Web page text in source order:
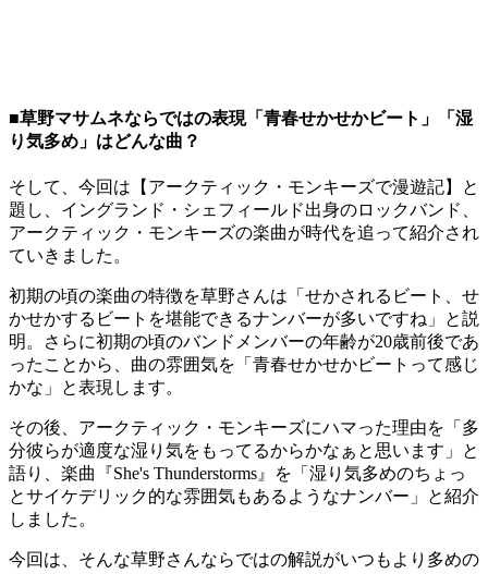
■草野マサムネならではの表現「青春せかせかビート」「湿
り気多め」はどんな曲？
そして、今回は【アークティック・モンキーズで漫遊記】と
題し、イングランド・シェフィールド出身のロックバンド、
アークティック・モンキーズの楽曲が時代を追って紹介され
ていきました。
初期の頃の楽曲の特徴を草野さんは「せかされるビート、せ
かせかするビートを堪能できるナンバーが多いですね」と説
明。さらに初期の頃のバンドメンバーの年齢が20歳前後であ
ったことから、曲の雰囲気を「青春せかせかビートって感じ
かな」と表現します。
その後、アークティック・モンキーズにハマった理由を「多
分彼らが適度な湿り気をもってるからかなぁと思います」と
語り、楽曲『She's Thunderstorms』を「湿り気多めのちょっ
とサイケデリック的な雰囲気もあるようなナンバー」と紹介
しました。
今回は、そんな草野さんならではの解説がいつもより多めの